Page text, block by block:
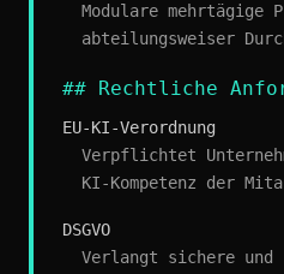
Modulare mehrtägige
abteilungsweiser
## Rechtliche
EU-KI-Verordnung
Verpflichtet
KI-Kompetenz der
DSGVO
Verlangt sichere und